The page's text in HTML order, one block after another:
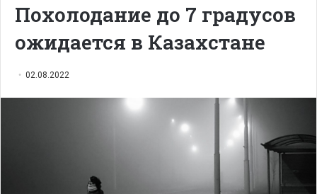
Похолодание до 7 градусов
ожидается в Казахстане
02.08.2022